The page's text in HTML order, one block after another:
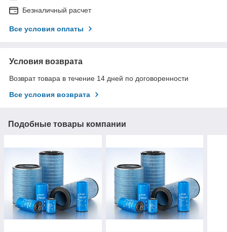
Безналичный расчет
Все условия оплаты
Условия возврата
Возврат товара в течение 14 дней по договоренности
Все условия возврата
Подобные товары компании